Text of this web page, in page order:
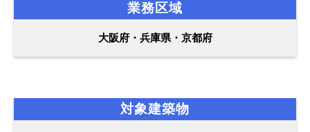
業務区域
大阪府・兵庫県・京都府
対象建築物